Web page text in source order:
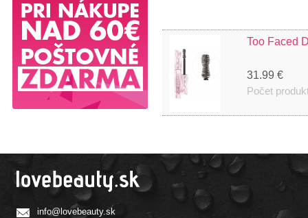
Too Faced
31.99 €
Počet
info@lovebeauty.sk